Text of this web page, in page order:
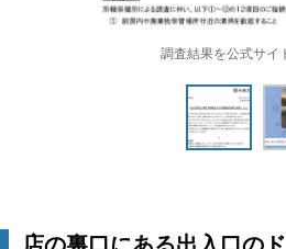
調査結果を公式サイ